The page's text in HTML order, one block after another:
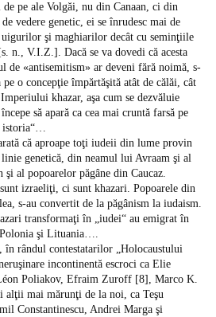
pe ale Volgăi, nu din Canaan, ci din
vedere genetic, ei se înrudesc mai de
şi maghiarilor decât cu seminţiile
n., V.I.Z.]. Dacă se va dovedi că acesta
de «antisemitism» ar deveni fără noimă, s-
o concepţie împărtăşită atât de călăi, cât
khazar, aşa cum se dezvăluie
să apară ca cea mai cruntă farsă pe
istoria“…
că aproape toţi iudeii din lume provin
genetică, din neamul lui Avraam şi al
al popoarelor păgâne din Caucaz.
izraeliţi, ci sunt khazari. Popoarele din
s-au convertit de la păgânism la iudaism.
transformaţi în „iudei“ au emigrat în
şi Lituania….
rândul contestatarilor „Holocaustului
incontinentă escroci ca Elie
Poliakov, Efraim Zuroff [8], Marco K.
mai mărunţi de la noi, ca Teşu
Constantinescu, Andrei Marga şi